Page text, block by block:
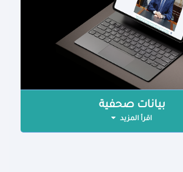
بيانات صحفية
اقرأ المزيد